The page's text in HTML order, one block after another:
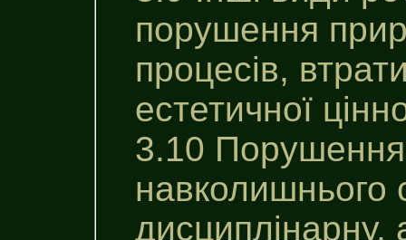
порушення
процесів,
естетичної
3.10
навколишнього
дисциплінарну,